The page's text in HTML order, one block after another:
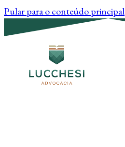
Pular para o conteúdo principal